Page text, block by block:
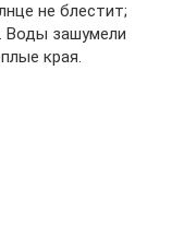
не блестит;
Воды зашумели
края.